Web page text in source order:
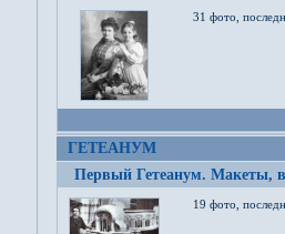
31 фото,
ГЕТЕАНУМ
Первый Гетеанум. Макеты,
19 фото,